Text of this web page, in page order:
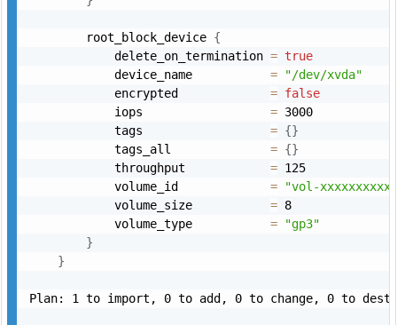
        root_block_device
{
            delete_on_termination
= true
            device_name
=
"/dev/xvda"
            encrypted
= false
            iops
= 3000
            tags
= {}
            tags_all
= {}
            throughput
= 125
            volume_id
=
"vol-
            volume_size
= 8
            volume_type
=
"gp3"
}
}
Plan: 1 to import, 0 to add, 0 to change, 0 to